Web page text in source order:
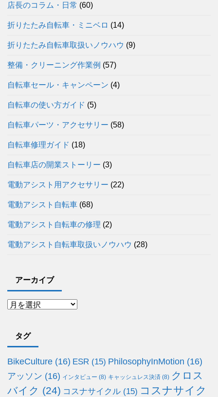
店長のコラム・日常 (60)
折りたたみ自転車・ミニベロ (14)
折りたたみ自転車取扱いノウハウ (9)
整備・クリーニング作業例 (57)
自転車セール・キャンペーン (4)
自転車の使い方ガイド (5)
自転車パーツ・アクセサリー (58)
自転車修理ガイド (18)
自転車店の開業ストーリー (3)
電動アシスト用アクセサリー (22)
電動アシスト自転車 (68)
電動アシスト自転車の修理 (2)
電動アシスト自転車取扱いノウハウ (28)
アーカイブ
タグ
BikeCulture (16) ESR (15) PhilosophyInMotion (16)
アッソン (16) インタビュー (8) キャッシュレス決済 (8) クロス
バイク (24) コスナサイクル (15) コスナサイク